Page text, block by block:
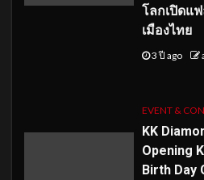
โลกเปิดแ
เมืองไทย
3 ปี ago
EVENT &
KK
Opening
Birth Day